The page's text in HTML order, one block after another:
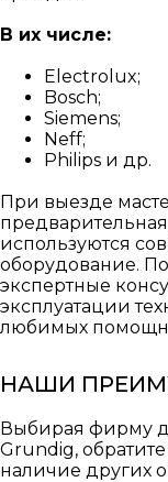
В их числе:
Electrolux;
Bosch;
Siemens;
Neff;
Philips и др.
При выезде
используются
оборудование.
экспертные
эксплуатации
любимых
НАШИ
Выбирая фирму
Grundig,
наличие других